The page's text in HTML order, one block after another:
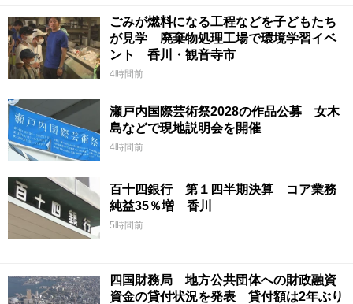
ごみが燃料になる工程などを子どもたち
が見学 廃棄物処理工場で環境学習イベ
ント 香川・観音寺市
4時間前
瀬戸内国際芸術祭2028の作品公募 女木
島などで現地説明会を開催
4時間前
百十四銀行 第１四半期決算 コア業務
純益35％増 香川
5時間前
四国財務局 地方公共団体への財政融資
資金の貸付状況を発表 貸付額は2年ぶり